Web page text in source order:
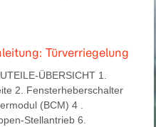
Türverriegelung
ÜBERSICHT 1.
2. Fensterheberschalter
(BCM) 4 .
Stellantrieb 6.